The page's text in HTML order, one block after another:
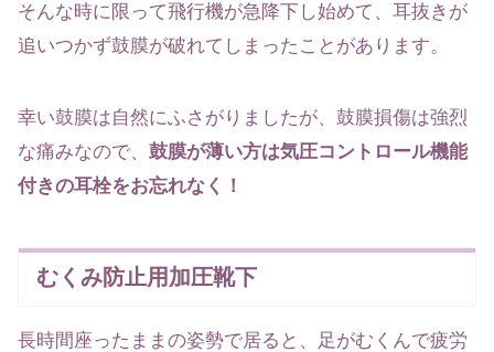
そんな時に限って飛行機が急降下し始めて、耳抜きが
追いつかず鼓膜が破れてしまったことがあります。
幸い鼓膜は自然にふさがりましたが、鼓膜損傷は強烈
な痛みなので、 鼓膜が薄い方は気圧コントロール機能
付きの耳栓をお忘れなく！
むくみ防止用加圧靴下
長時間座ったままの姿勢で居ると、足がむくんで疲労